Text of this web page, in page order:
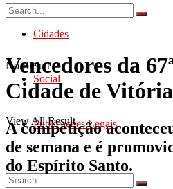
Cidades
Social
Publicações Legais
No Result
View All Result
Vencedores da
Cidade de Vitória
A competição
de semana e é
do Espírito Santo.